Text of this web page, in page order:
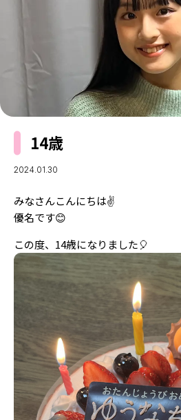
ビューティニュース
トレンドメイク
ベストコスメ
ヘアアレンジ・ヘアケア
スキンケア
ボディケア
スクールニュース
制服コーデ
学校ヘアメイク
勉強・受験・進路
ENTERTAINMENT
エンタメニュース
なにわ男子
K-POP
LIFESTYLE
ライフスタイルニュース
JKランキング・アワード
モデルの購入品
おでかけ
JK TREND
MODELS
MODEL'S BLOG
Instagram
YouTube
FORTUNE
ゲッターズ飯田
MISS SEVENTEEN
ミスセブンティーンニュース
MAGAZINE
バックナンバー
INFORMATION
Seventeenについて
14歳
2024.01.30
みなさんこんにちは✌️
優名です😊
この度、14歳になりました🎈